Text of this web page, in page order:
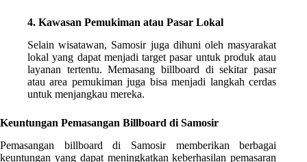
4. Kawasan Pemukiman atau Pasar Lokal
Selain wisatawan, Samosir juga dihuni oleh masyarakat
lokal yang dapat menjadi target pasar untuk produk atau
layanan tertentu. Memasang billboard di sekitar pasar
atau area pemukiman juga bisa menjadi langkah cerdas
untuk menjangkau mereka.
Keuntungan Pemasangan Billboard di Samosir
Pemasangan billboard di Samosir memberikan berbagai
keuntungan yang dapat meningkatkan keberhasilan pemasaran